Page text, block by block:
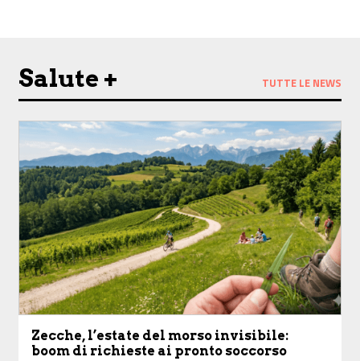
Salute + TUTTE LE NEWS
Zecche, l’estate del morso invisibile:
boom di richieste ai pronto soccorso